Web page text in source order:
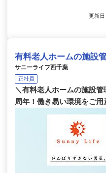
更新
有料老人ホームの施設
サニーライフ西千葉
正社員
＼有料老人ホームの施設
周年！働き易い環境をご用